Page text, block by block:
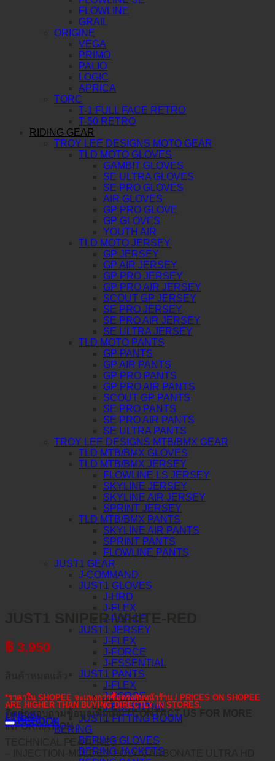
FLOWLINE
GRAIL
ORIGINE
VEGA
PRIMO
PALIO
LOGIC
APRICA
TORC
T-1 FULL FACE RETRO
T-50 RETRO
RIDING GEAR
TROY LEE DESIGNS MOTO GEAR
TLD MOTO GLOVES
GAMBIT GLOVES
SE ULTRA GLOVES
SE PRO GLOVES
AIR GLOVES
GP PRO GLOVE
GP GLOVES
YOUTH AIR
TLD MOTO JERSEY
GP JERSEY
GP AIR JERSEY
GP PRO JERSEY
GP PRO AIR JERSEY
SCOUT GP JERSEY
SE PRO JERSEY
SE PRO AIR JERSEY
SE ULTRA JERSEY
TLD MOTO PANTS
GP PANTS
GP AIR PANTS
GP PRO PANTS
GP PRO AIR PANTS
SCOUT GP PANTS
SE PRO PANTS
SE PRO AIR PANTS
SE ULTRA PANTS
TROY LEE DESIGNS MTB/BMX GEAR
TLD MTB/BMX GLOVES
TLD MTB/BMX JERSEY
FLOWLINE LS JERSEY
SKYLINE JERSEY
SKYLINE AIR JERSEY
SPRINT JERSEY
TLD MTB/BMX PANTS
SKYLINE AIR PANTS
SPRINT PANTS
FLOWLINE PANTS
JUST1 GEAR
J-COMMAND
JUST1 GLOVES
J-HRD
J-FLEX
J-FORCE
JUST1 JERSEY
J-FLEX
J-FORCE
J-ESSENTIAL
JUST1 PANTS
J-FLEX
J-FORCE
J-ESSENTIAL
JUST1 FITTING ROOM
BERING
BERING GLOVES
BERING JACKETS
JUST1 SNIPER WHITE-RED
฿ 3,950
*ราคาใน SHOPEE จะแพงกว่าซื้อตรงกับหน้าร้าน / PRICES ON SHOPEE
ARE HIGHER THAN BUYING DIRECTLY IN STORES.
ติดต่อสอบถามข้อมูลเพิ่มเติม / CONTACT US FOR MORE
INFORMATION :
LINE@
FACEBOOK
คำอธิบาย
TECHNICAL FEATURES
– INJECTION-MOLDED POLY-CARBONATE ULTRA HD